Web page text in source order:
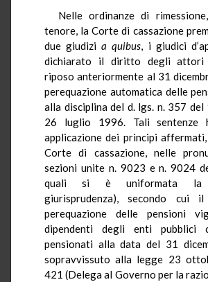
Nelle ordinanze di
tenore, la Corte di cassazione
due giudizia quibus, i giudici
dichiarato il diritto degli attori
riposo anteriormente al 31
perequazione automatica delle
alla disciplina del d. lgs. n. 357
26 luglio 1996. Tali sentenze
applicazione dei principi
Corte di cassazione, nelle
sezioni unite n. 9023 e n. 9024
quali si è uniformata la
giurisprudenza), secondo cui
perequazione delle pensioni
dipendenti degli enti pubblici
pensionati alla data del 31
sopravvissuto alla legge 23
421 (Delega al Governo per la